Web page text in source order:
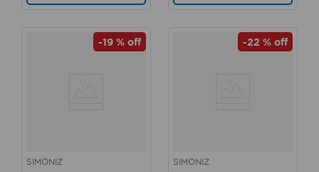
-19 % off
SIMONIZ
-22 % off
SIMONIZ